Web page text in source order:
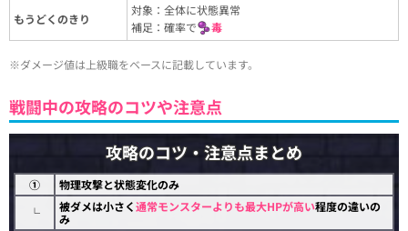
もうどくのきり
対象：全体に状態異常
補足：確率で
毒
※ダメージ値は上級職をベースに記載しています。
戦闘中の攻略のコツや注意点
攻略のコツ・注意点まとめ
①
物理攻撃と状態変化のみ
└
被ダメは小さく通常モンスターよりも最大HPが高い程度の違いの
み